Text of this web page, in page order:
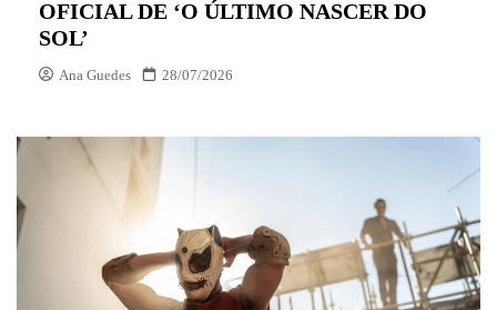
OFICIAL DE ‘O ÚLTIMO NASCER DO
SOL’
Ana Guedes 28/07/2026